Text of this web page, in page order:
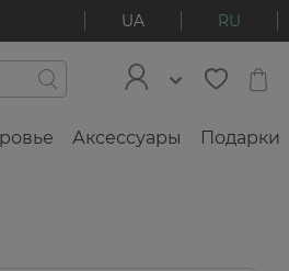
UA RU
Аксессуары Подарки